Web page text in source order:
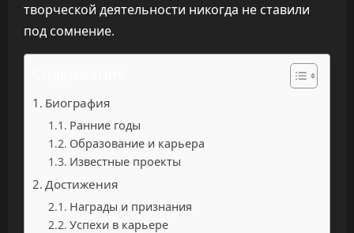
творческой деятельности никогда не ставили
под сомнение.
Биография
Ранние годы
Образование и карьера
Известные проекты
Достижения
Награды и признания
Успехи в карьере